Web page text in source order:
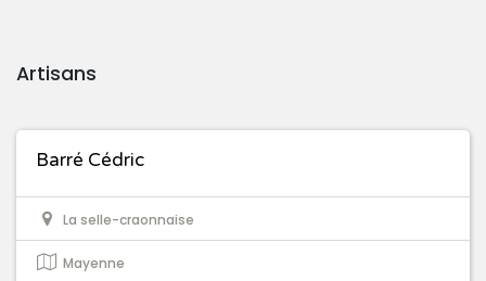
Artisans
Barré Cédric
La selle-craonnaise
Mayenne